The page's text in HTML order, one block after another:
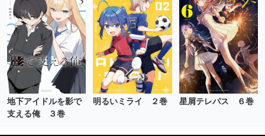
地下アイドルを影で
支える俺 ３巻
明るいミライ ２巻 星屑テレパス ６巻